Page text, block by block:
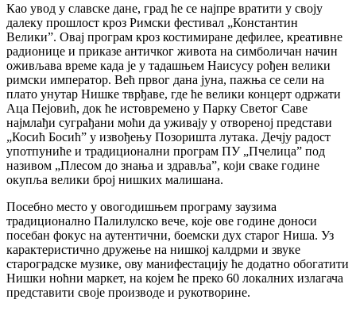
Као увод у славске дане, град ће се најпре вратити у своју
далеку прошлост кроз Римски фестивал „Константин
Велики”. Овај програм кроз костимиране дефилее, креативне
радионице и приказе античког живота на симболичан начин
оживљава време када је у тадашњем Наисусу рођен велики
римски император. Већ првог дана јуна, пажња се сели на
плато унутар Нишке тврђаве, где ће велики концерт одржати
Аца Пејовић, док ће истовремено у Парку Светог Саве
најмлађи суграђани моћи да уживају у отвореној представи
„Косић Босић” у извођењу Позоришта лутака. Дечју радост
употпуниће и традиционални програм ПУ „Пчелица” под
називом „Плесом до знања и здравља”, који сваке године
окупља велики број нишких малишана.
Посебно место у овогодишњем програму заузима
традиционално Палилулско вече, које ове године доноси
посебан фокус на аутентични, боемски дух старог Ниша. Уз
карактеристично дружење на нишкој калдрми и звуке
староградске музике, ову манифестацију ће додатно обогатити
Нишки ноћни маркет, на којем ће преко 60 локалних излагача
представити своје производе и рукотворине.